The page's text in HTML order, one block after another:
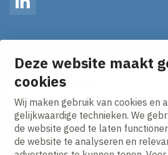
Deze website maakt
cookies
Wij maken gebruik van cookies en
gelijkwaardige technieken. We
de website goed te laten
de website te analyseren en
LinkedIn
Ontvang onze nieuws alerts in je
E-mailadres
Ik ga akkoord met hetprivacy